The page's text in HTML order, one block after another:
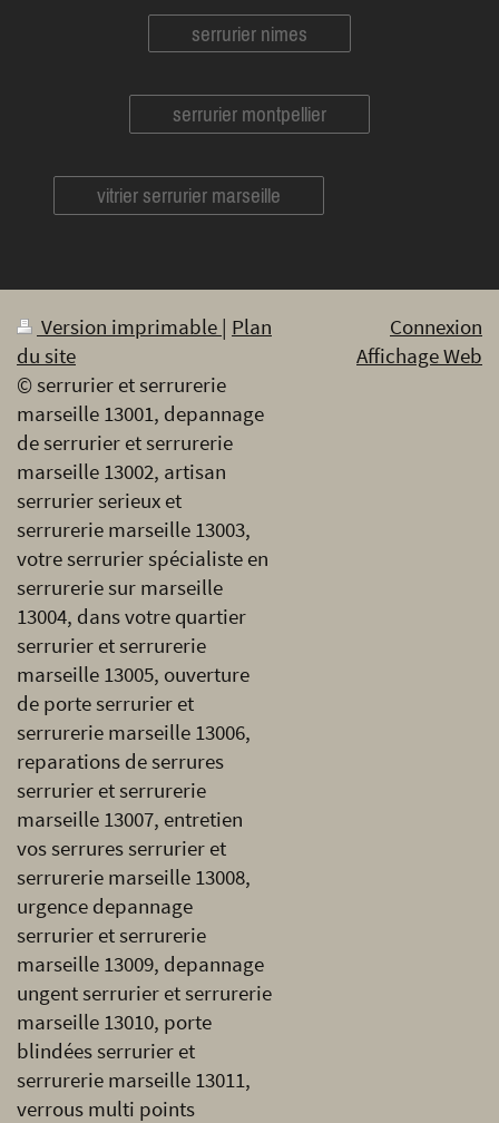
serrurier nimes
serrurier montpellier
vitrier serrurier marseille
Version imprimable | Plan
du site
© serrurier et serrurerie
marseille 13001, depannage
de serrurier et serrurerie
marseille 13002, artisan
serrurier serieux et
serrurerie marseille 13003,
votre serrurier spécialiste en
serrurerie sur marseille
13004, dans votre quartier
serrurier et serrurerie
marseille 13005, ouverture
de porte serrurier et
serrurerie marseille 13006,
reparations de serrures
serrurier et serrurerie
marseille 13007, entretien
vos serrures serrurier et
serrurerie marseille 13008,
urgence depannage
serrurier et serrurerie
marseille 13009, depannage
ungent serrurier et serrurerie
marseille 13010, porte
blindées serrurier et
serrurerie marseille 13011,
verrous multi points
Connexion
Affichage Web